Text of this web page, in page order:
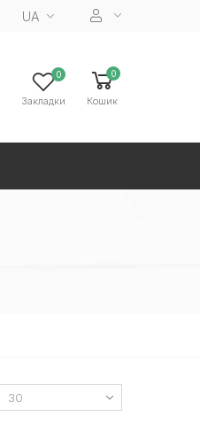
UA
0
Закладки
0
Кошик